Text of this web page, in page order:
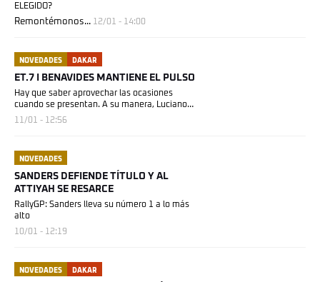
ELEGIDO?
Remontémonos... 12/01 - 14:00
NOVEDADES DAKAR
ET.7 I BENAVIDES MANTIENE EL PULSO
Hay que saber aprovechar las ocasiones
cuando se presentan. A su manera, Luciano
Benavides es...
11/01 - 12:56
NOVEDADES
SANDERS DEFIENDE TÍTULO Y AL
ATTIYAH SE RESARCE
RallyGP: Sanders lleva su número 1 a lo más
alto
10/01 - 12:19
NOVEDADES DAKAR